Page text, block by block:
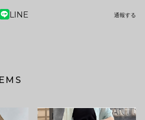
LINE 通報する